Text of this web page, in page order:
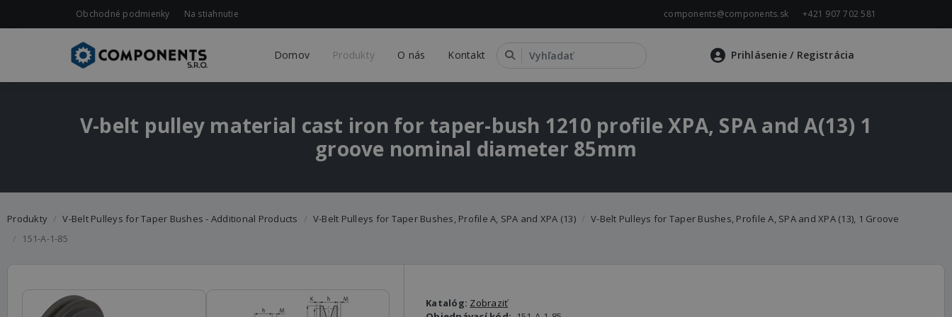
Obchodné podmienky Na stiahnutie components@components.sk +421 907 702 581
Domov Produkty O nás Kontakt Prihlásenie/ Registrácia
V-belt pulley material cast iron for taper-bush 1210 profile XPA, SPA and A(13) 1
groove nominal diameter 85mm
Produkty V-Belt Pulleys for Taper Bushes - Additional Products V-Belt Pulleys for Taper Bushes, Profile A, SPA and XPA (13)
V-Belt Pulleys for Taper Bushes, Profile A, SPA and XPA (13), 1 Groove
151-A-1-85
Katalóg: Zobraziť